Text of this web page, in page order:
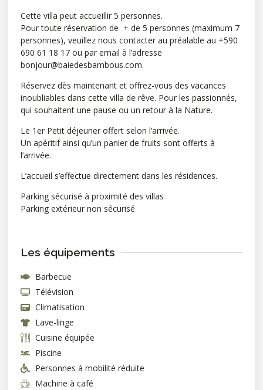
Cette villa peut accueillir 5 personnes.
Pour toute réservation de + de 5 personnes (maximum 7
personnes), veuillez nous contacter au préalable au +590
690 61 18 17 ou par email à l’adresse
bonjour@baiedesbambous.com.
Réservez dès maintenant et offrez-vous des vacances
inoubliables dans cette villa de rêve. Pour les passionnés,
qui souhaitent une pause ou un retour à la Nature.
Le 1er Petit déjeuner offert selon l’arrivée.
Un apéritif ainsi qu’un panier de fruits sont offerts à
l’arrivée.
L’accueil s’effectue directement dans les résidences.
Parking sécurisé à proximité des villas
Parking extérieur non sécurisé
Les équipements
Barbecue
Télévision
Climatisation
Lave-linge
Cuisine équipée
Piscine
Personnes à mobilité réduite
Machine à café